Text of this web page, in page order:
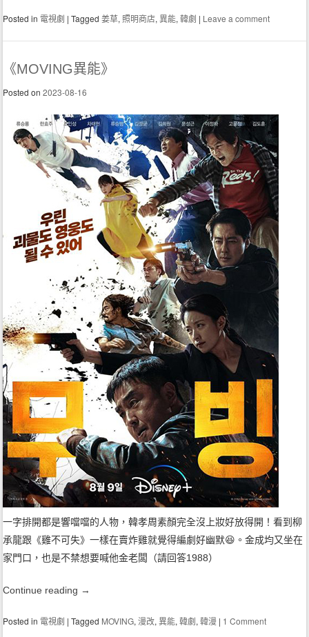
Posted in 電視劇 |Tagged姜草, 照明商店,異能,韓劇 | Leave a comment
《MOVING異能》
Posted on2023-08-16
一字排開都是響噹噹的人物，韓孝周素顏完全沒上妝好放得開！看到柳
承龍跟《雞不可失》一樣在賣炸雞就覺得編劇好幽默😆。金成均又坐在
家門口，也是不禁想要喊他金老闆（請回答1988）
Continue reading →
Posted in 電視劇 |Tagged MOVING,漫改,異能,韓劇,韓漫 | 1 Comment